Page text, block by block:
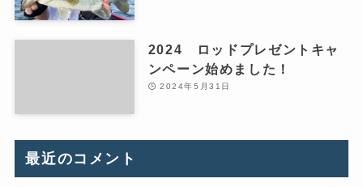
2024 ロッドプレゼントキャ
ンペーン始めました！
2024年5月31日
最近のコメント